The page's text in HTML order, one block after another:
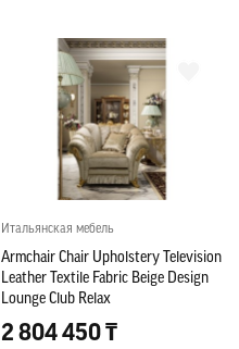
Итальянская мебель
Armchair Chair Upholstery Television
Leather Textile Fabric Beige Design
Lounge Club Relax
2 804 450 ₸